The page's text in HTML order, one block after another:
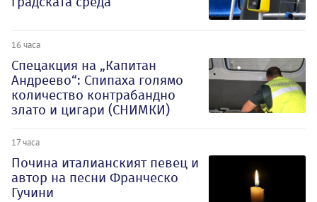
16 часа
Спецакция на „Капитан
Андреево“: Спипаха голямо
количество контрабандно
злато и цигари (СНИМКИ)
17 часа
Почина италианският певец и
автор на песни Франческо
Гучини